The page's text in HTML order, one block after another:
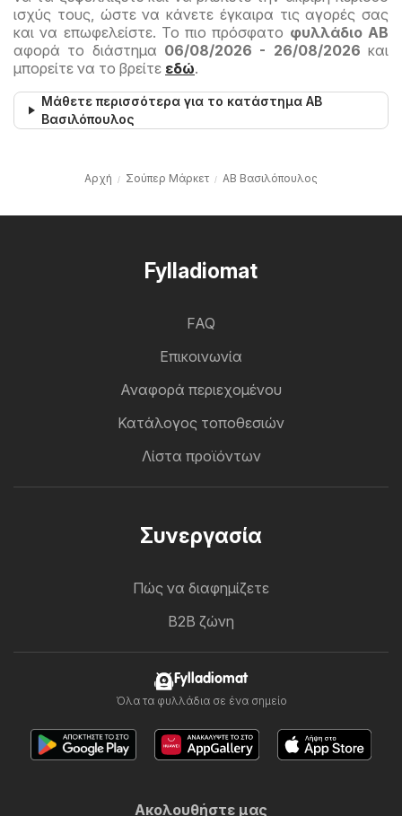
ισχύς τους, ώστε να κάνετε έγκαιρα τις αγορές σας
και να επωφελείστε. Το πιο πρόσφατο φυλλάδιο ΑΒ
αφορά το διάστημα 06/08/2026 - 26/08/2026 και
μπορείτε να το βρείτε εδώ.
Μάθετε περισσότερα για το κατάστημα ΑΒ
Βασιλόπουλος
Αρχή Σούπερ Μάρκετ ΑΒ Βασιλόπουλος
Fylladiomat
FAQ
Επικοινωνία
Αναφορά περιεχομένου
Κατάλογος τοποθεσιών
Λίστα προϊόντων
Συνεργασία
Πώς να διαφημίζετε
B2B ζώνη
Fylladiomat
Όλα τα φυλλάδια σε ένα σημείο
Ακολουθήστε μας